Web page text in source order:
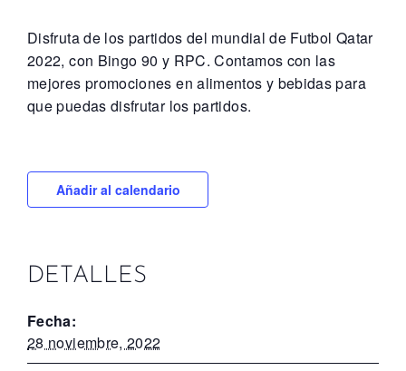
Disfruta de los partidos del mundial de Futbol Qatar
2022, con Bingo 90 y RPC. Contamos con las
mejores promociones en alimentos y bebidas para
que puedas disfrutar los partidos.
Añadir al calendario
DETALLES
Fecha:
28 noviembre, 2022